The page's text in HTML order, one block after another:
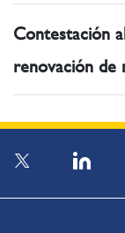
Contestación
renovación de